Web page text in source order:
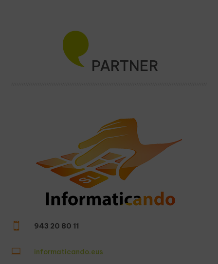
PARTNER
 943 20 80 11
 informaticando.eus